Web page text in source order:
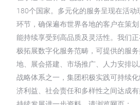
180个国家。多元化的服务呈现在活动
环节，确保遍布世界各地的客户在策划
能持续享受到高品质及灵活性。我们
极拓展数字化服务范畴，可提供的服
地、展会搭建、市场推广、人力安排
战略体系之一，集团积极实践可持续
济利益、社会责任和多样性之间达成